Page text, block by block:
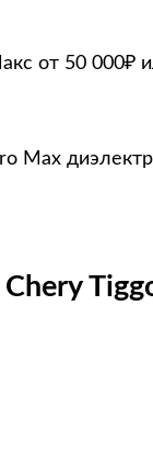
от 50 000₽
Max